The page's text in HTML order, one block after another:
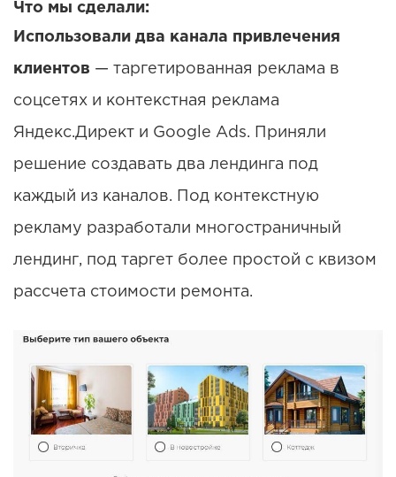
Что мы сделали:
Использовали два канала привлечения
клиентов — таргетированная реклама в
соцсетях и контекстная реклама
Яндекс.Директ и Google Ads. Приняли
решение создавать два лендинга под
каждый из каналов. Под контекстную
рекламу разработали многостраничный
лендинг, под таргет более простой с квизом
рассчета стоимости ремонта.